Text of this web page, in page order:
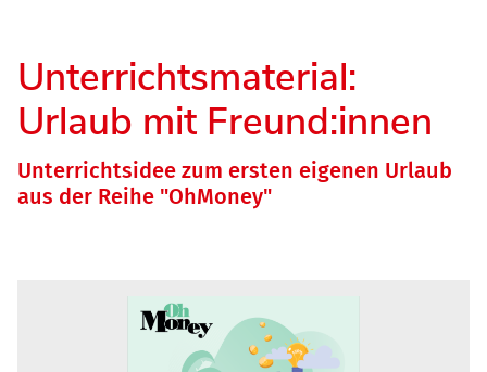
Unterrichtsmaterial:
Urlaub mit Freund:innen
Unterrichtsidee zum ersten eigenen Urlaub
aus der Reihe "OhMoney"